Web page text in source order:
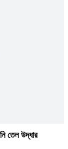
তেল উদ্ধার